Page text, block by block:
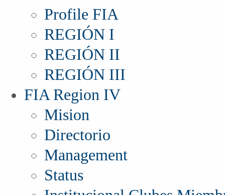
Profile FIA
REGIÓN I
REGIÓN II
REGIÓN III
FIA Region IV
Mision
Directorio
Management
Status